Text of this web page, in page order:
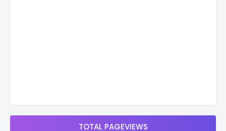
TOTAL PAGEVIEWS